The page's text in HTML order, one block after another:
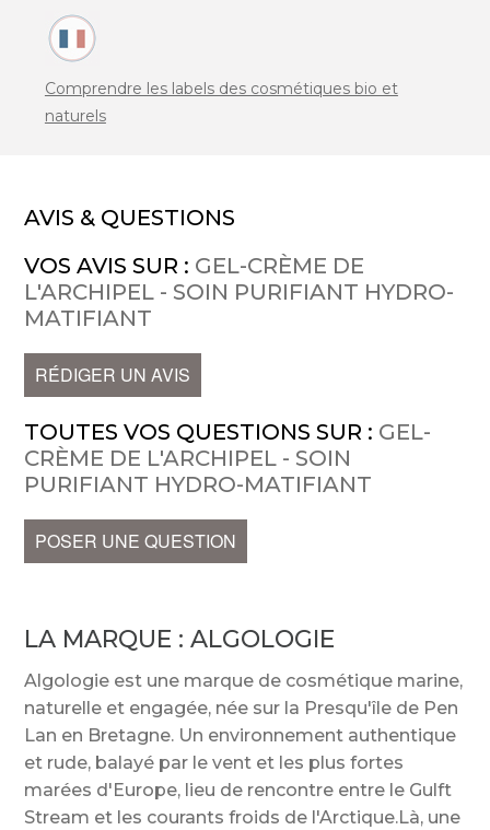
Comprendre les labels des cosmétiques bio et
naturels
AVIS & QUESTIONS
VOS AVIS SUR : GEL-CRÈME DE
L'ARCHIPEL - SOIN PURIFIANT HYDRO-
MATIFIANT
RÉDIGER UN AVIS
TOUTES VOS QUESTIONS SUR : GEL-
CRÈME DE L'ARCHIPEL - SOIN
PURIFIANT HYDRO-MATIFIANT
POSER UNE QUESTION
LA MARQUE :ALGOLOGIE
Algologie est une marque de cosmétique marine,
naturelle et engagée, née sur la Presqu'île de Pen
Lan en Bretagne. Un environnement authentique
et rude, balayé par le vent et les plus fortes
marées d'Europe, lieu de rencontre entre le Gulft
Stream et les courants froids de l'Arctique.Là, une